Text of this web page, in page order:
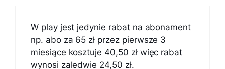
W play jest jedynie rabat na abonament
np. abo za 65 zł przez pierwsze 3
miesiące kosztuje 40,50 zł więc rabat
wynosi zaledwie 24,50 zł.